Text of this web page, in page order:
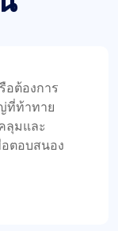
ต้องการ
ที่ท้าทาย
ลุมและ
ตอบสนอง